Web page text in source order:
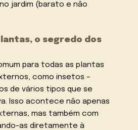
jardim (barato e não
o segredo dos
para todas as plantas
como insetos –
de vários tipos que se
Isso acontece não apenas
mas também com
as diretamente à